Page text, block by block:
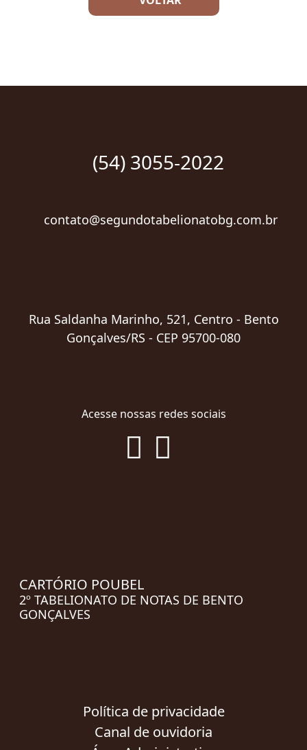
(54) 3055-2022
contato@segundotabelionatobg.com.br
Rua Saldanha Marinho, 521, Centro - Bento
Gonçalves/RS - CEP 95700-080
Acesse nossas redes sociais
CARTÓRIO POUBEL
2º TABELIONATO DE NOTAS DE BENTO
GONÇALVES
Política de privacidade
Canal de ouvidoria